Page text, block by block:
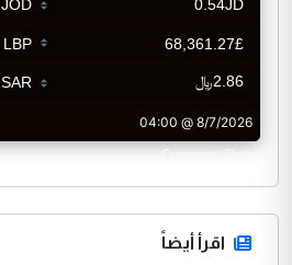
CurrencyRate
اقرأ أيضاً